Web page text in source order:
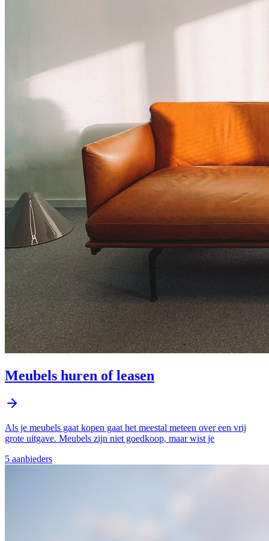
Meubels huren of leasen
Als je meubels gaat kopen gaat het meestal meteen over een vrij
grote uitgave. Meubels zijn niet goedkoop, maar wist je
5 aanbieders